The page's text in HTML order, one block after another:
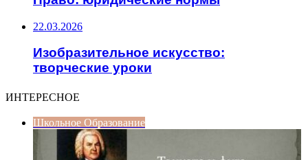
22.03.2026
Изобразительное искусство:
творческие уроки
ИНТЕРЕСНОЕ
Школьное Образование